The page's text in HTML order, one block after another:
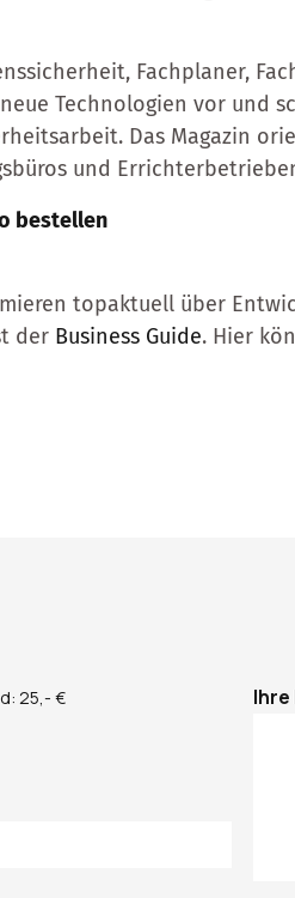
Fachplaner,
Technologien vor
Das Magazin
und
bestellen
­topaktuell über
der Business Guide. Hier
25,- €